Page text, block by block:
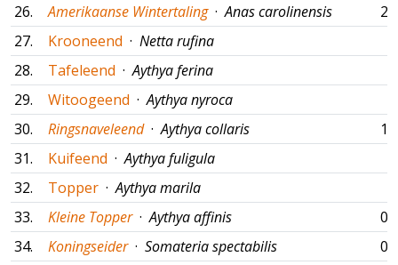
26.
Amerikaanse Wintertaling ·Anas carolinensis
27.
Krooneend · Netta rufina
28.
Tafeleend ·Aythya ferina
29.
Witoogeend ·Aythya nyroca
30.
Ringsnaveleend ·Aythya collaris
31.
Kuifeend ·Aythya fuligula
32.
Topper ·Aythya marila
33.
Kleine Topper ·Aythya affinis
34.
Koningseider · Somateria spectabilis